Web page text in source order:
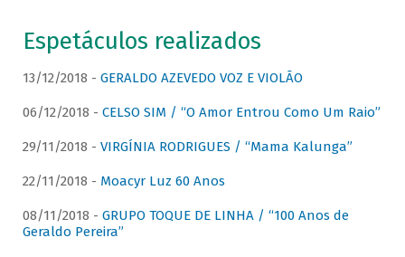
Espetáculos realizados
13/12/2018 - GERALDO AZEVEDO VOZ E VIOLÃO
06/12/2018 - CELSO SIM / “O Amor Entrou Como Um Raio”
29/11/2018 - VIRGÍNIA RODRIGUES / “Mama Kalunga”
22/11/2018 - Moacyr Luz 60 Anos
08/11/2018 - GRUPO TOQUE DE LINHA / “100 Anos de
Geraldo Pereira”